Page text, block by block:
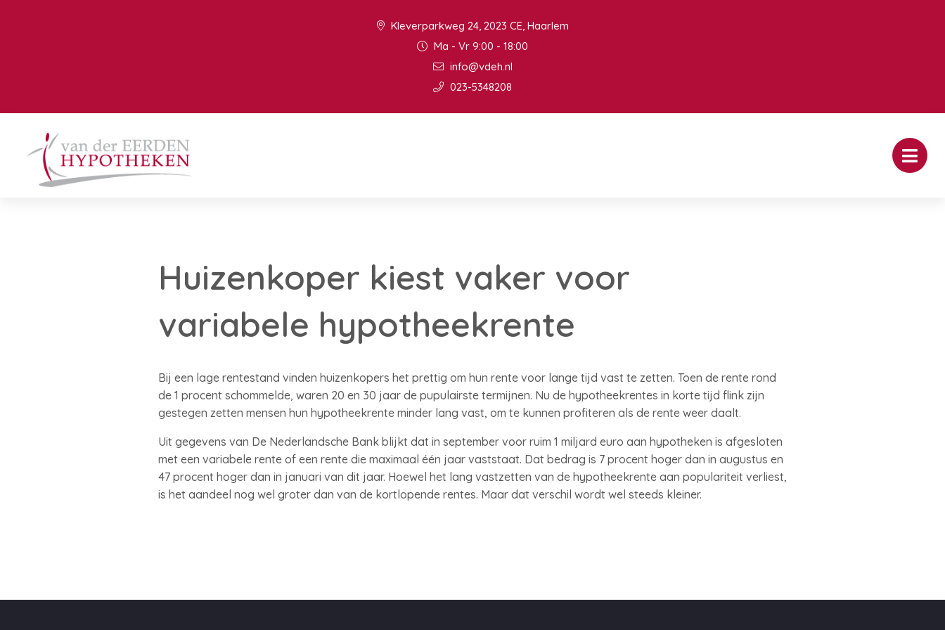
Kleverparkweg 24, 2023 CE, Haarlem
Ma - Vr 9:00 - 18:00
info@vdeh.nl
023-5348208
Huizenkoper kiest vaker voor
variabele hypotheekrente
Bij een lage rentestand vinden huizenkopers het prettig om hun rente voor lange tijd vast te zetten. Toen de rente rond
de 1 procent schommelde, waren 20 en 30 jaar de pupulairste termijnen. Nu de hypotheekrentes in korte tijd flink zijn
gestegen zetten mensen hun hypotheekrente minder lang vast, om te kunnen profiteren als de rente weer daalt.
Uit gegevens van De Nederlandsche Bank blijkt dat in september voor ruim 1 miljard euro aan hypotheken is afgesloten
met een variabele rente of een rente die maximaal één jaar vaststaat. Dat bedrag is 7 procent hoger dan in augustus en
47 procent hoger dan in januari van dit jaar. Hoewel het lang vastzetten van de hypotheekrente aan populariteit verliest,
is het aandeel nog wel groter dan van de kortlopende rentes. Maar dat verschil wordt wel steeds kleiner.